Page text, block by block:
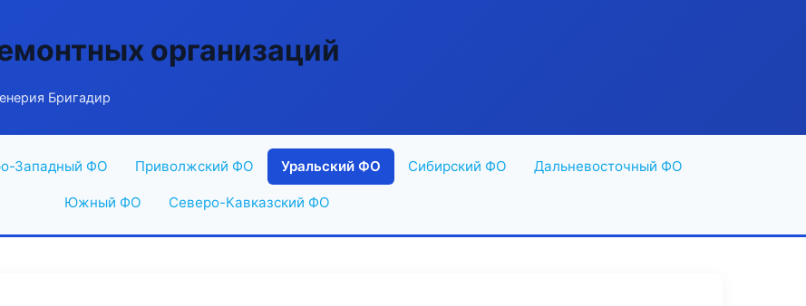
организаций
Бригадир
Западный ФО Приволжский ФО Уральский ФО Сибирский ФО Дальневосточный ФО
Южный ФО Северо-Кавказский ФО